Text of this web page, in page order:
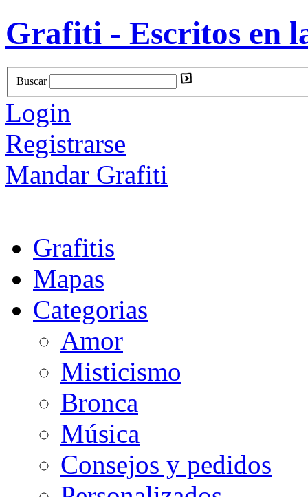
Grafiti - Escritos en
Buscar
Login
Registrarse
Mandar Grafiti
Grafitis
Mapas
Categorias
Amor
Misticismo
Bronca
Música
Consejos y pedidos